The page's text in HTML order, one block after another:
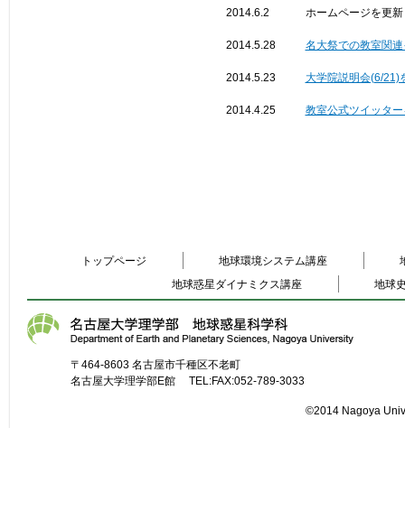
2014.6.2 ホームページを更
2014.5.28 名大祭での教室関
2014.5.23 大学院説明会(6/21)
2014.4.25 教室公式ツイッタ
トップページ 地球環境システム講座
地球惑星ダイナミクス講座
地球
〒464-8603 名古屋市千種区不老町
名古屋大学理学部E館 TEL:FAX:052-789-3033
©2014 Nagoya